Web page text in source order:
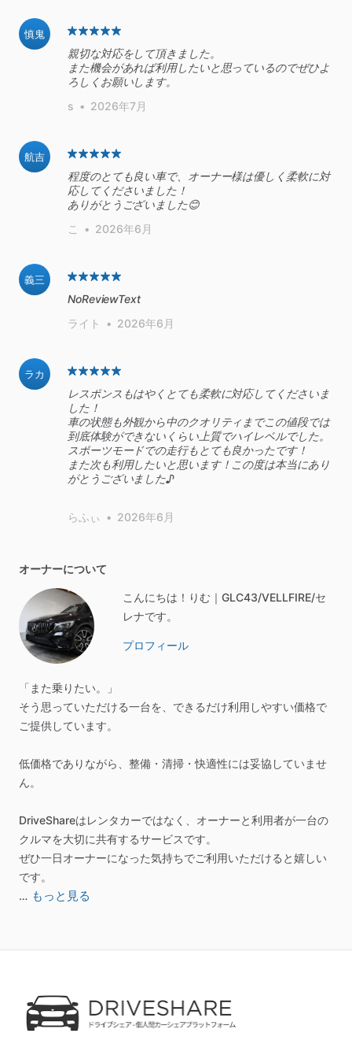
慎鬼
親切な対応をして頂きました。
また機会があれば利用したいと思っているのでぜひよ
ろしくお願いします。
s • 2026年7月
航吉
程度のとても良い車で、オーナー様は優しく柔軟に対
応してくださいました！
ありがとうございました😊
こ
• 2026年6月
義三
NoReviewText
ライト
• 2026年6月
ラカ
レスポンスもはやくとても柔軟に対応してくださいま
した！
車の状態も外観から中のクオリティまでこの値段では
到底体験ができないくらい上質でハイレベルでした。
スポーツモードでの走行もとても良かったです！
また次も利用したいと思います！この度は本当にあり
がとうございました♪
らふぃ • 2026年6月
オーナーについて
こんにちは！りむ｜GLC43/VELLFIRE/セ
レナです。
プロフィール
「また乗りたい。」
そう思っていただける一台を、できるだけ利用しやすい価格で
ご提供しています。
低価格でありながら、整備・清掃・快適性には妥協していませ
ん。
DriveShareはレンタカーではなく、オーナーと利用者が一台の
クルマを大切に共有するサービスです。
ぜひ一日オーナーになった気持ちでご利用いただけると嬉しい
です。
… もっと見る